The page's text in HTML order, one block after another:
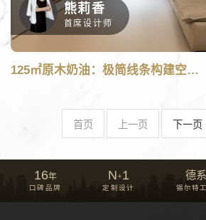
125㎡原木奶油：极简线条构建空间秩序,
熊莉香
首席设计师
125㎡原木奶油：极简线条构建空间秩序, 温柔与烟火气并存
首页 上一页 下一页
16年
口碑品牌
N+1
定制设计
德系
锡尔特